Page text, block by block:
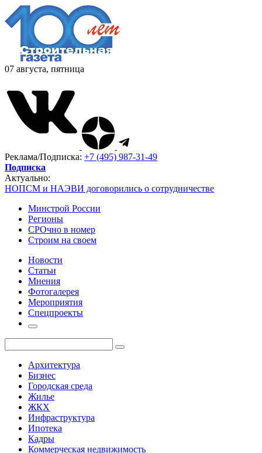
07 августа, пятница
Реклама/Подписка: +7 (495) 987-31-49
Подписка
Актуально:
НОПСМ и НАЭВИ договорились о сотрудничестве
Минстрой России
Регионы
СРОчно в номер
Строим на своем
Новости
Статьи
Мнения
Фотогалерея
Мероприятия
Спецпроекты
Архитектура
Бизнес
Городская среда
Жилье
ЖКХ
Инфраструктура
Ипотека
Кадры
Коммерческая недвижимость